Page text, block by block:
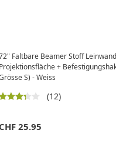
Faltbare Beamer Stoff
Projektionsfläche +
S) - Weiss
(12)
CHF 25.95